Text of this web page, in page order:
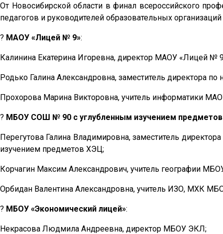
От Новосибирской области в финал всероссийского
педагогов и руководителей образовательных
? МАОУ «Лицей № 9»:
Калинина Екатерина Игоревна, директор МАОУ «Лицей №
Родько Галина Александровна, заместитель директора
Прохорова Марина Викторовна, учитель информатики
? МБОУ СОШ № 90 с углубленным изучением
Перегутова Галина Владимировна, заместитель
изучением предметов ХЭЦ;
Корчагин Максим Александрович, учитель географии
Орбидан Валентина Александровна, учитель ИЗО, МХК
? МБОУ «Экономический лицей»:
Некрасова Людмила Андреевна, директор МБОУ ЭКЛ;